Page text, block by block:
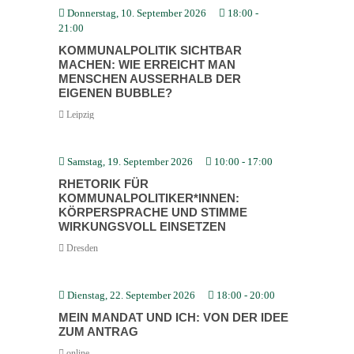
Donnerstag, 10. September 2026 18:00 -
21:00
KOMMU­NAL­PO­LITIK SICHTBAR
MACHEN: WIE ERREICHT MAN
MENSCHEN AUSSERHALB DER E
IGENEN BUBBLE?
Leipzig
Samstag, 19. September 2026 10:00 - 17:00
RHETORIK FÜR
KOMMUNALPOLITIKER*INNEN:
KÖRPER­SPRACHE UND STIMME
WIRKUNGSVOLL EINSETZEN
Dresden
Dienstag, 22. September 2026 18:00 - 20:00
MEIN MANDAT UND ICH: VON DER IDEE
ZUM ANTRAG